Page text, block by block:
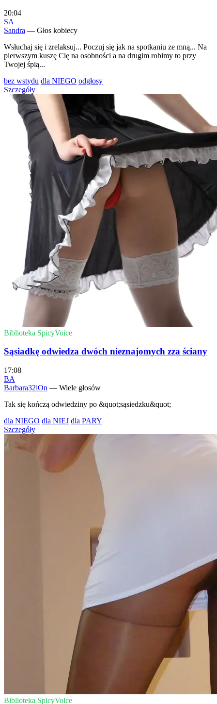
20:04
SA
Sandra — Głos kobiecy
Wsłuchaj się i zrelaksuj... Poczuj się jak na spotkaniu ze mną... Na
pierwszym kuszę Cię na osobności a na drugim robimy to przy
Twojej śpią...
bez wstydu dla NIEGO odgłosy
Szczegóły
Biblioteka SpicyVoice
Sąsiadkę odwiedza dwóch nieznajomych zza ściany
17:08
BA
Barbara32iOn — Wiele głosów
Tak się kończą odwiedziny po &quot;sąsiedzku&quot;
dla NIEGO dla NIEJ dla PARY
Szczegóły
Biblioteka SpicyVoice